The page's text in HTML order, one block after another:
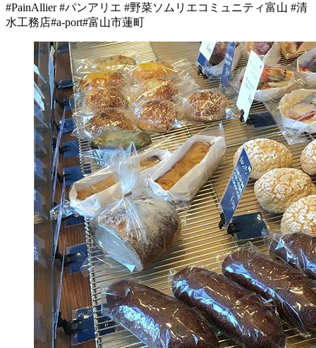
#PainAllier #パンアリエ #野菜ソムリエコミュニティ富山 #清
水工務店#a-port#富山市蓮町